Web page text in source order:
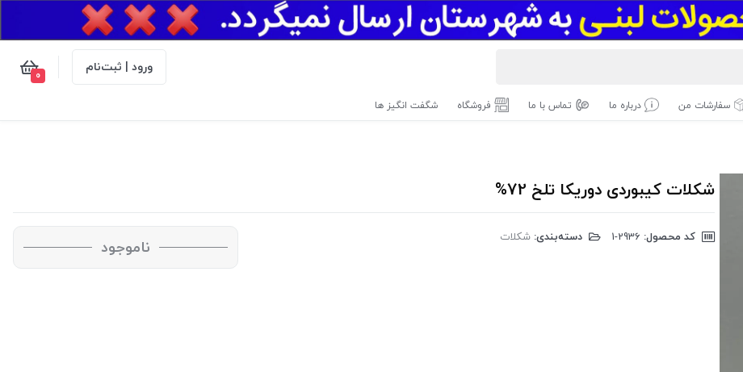
ورود | ثبت‌نام 0
سفارشات من درباره ما تماس با ما فروشگاه شگفت انگیز ها
شکلات کیبوردی دوریکا تلخ 72%
کد محصول: دسته‌بندی: شکلات ناموجود